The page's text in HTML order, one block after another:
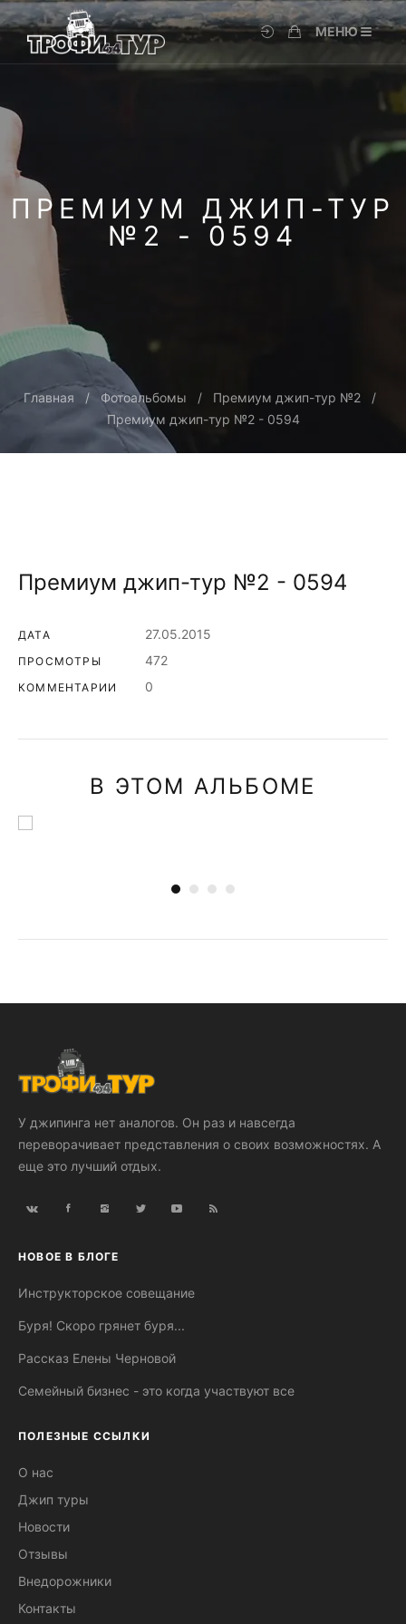
МЕНЮ
ПРЕМИУМ ДЖИП-ТУР
№2 - 0594
Главная Фотоальбомы
Премиум джип-тур №2
Премиум джип-тур №2 - 0594
Премиум джип-тур №2 - 0594
ДАТА 27.05.2015
ПРОСМОТРЫ 472
КОММЕНТАРИИ 0
В ЭТОМ АЛЬБОМЕ
У джипинга нет аналогов. Он раз и навсегда
переворачивает представления о своих возможностях. А
еще это лучший отдых.
НОВОЕ В БЛОГЕ
Инструкторское совещание
Буря! Скоро грянет буря...
Рассказ Елены Черновой
Семейный бизнес - это когда участвуют все
ПОЛЕЗНЫЕ ССЫЛКИ
О нас
Джип туры
Новости
Отзывы
Внедорожники
Контакты